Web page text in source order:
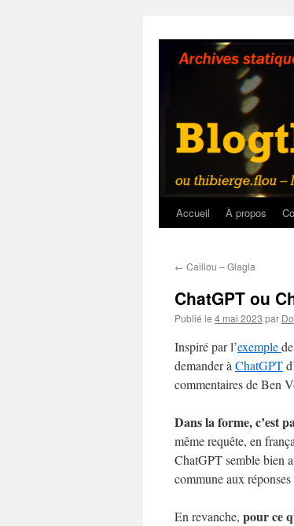
contenu
Accueil À propos
← Caillou – Glagla
ChatGPT ou
Publié le 4 mai 2023 par
Inspiré par l’exemple
demander à ChatGPT
commentaires de Ben
Dans la forme, c’est
même requête, en
ChatGPT semble bien
commune aux
En revanche, pour ce